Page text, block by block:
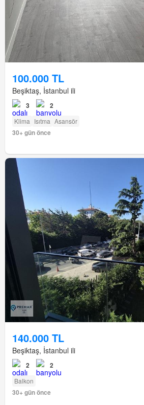
100.000 TL
Beşiktaş, İstanbul ili
3 2
Klima Isıtma Asansör
30+ gün önce
140.000 TL
Beşiktaş, İstanbul ili
2 2
Balkon
30+ gün önce